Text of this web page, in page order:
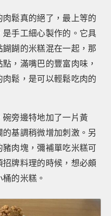
鬆真的絕了，最上等的
手工細心製作的。它具
餬的米糕混在一起，那
，滿嘴巴的豐富肉味，
鬆，是可以輕鬆吃肉的
旁邊特地加了一片黃
基調稍微增加刺激。另
肉塊，彌補單吃米糕可
牌料理的時候，想必頗
的米糕。